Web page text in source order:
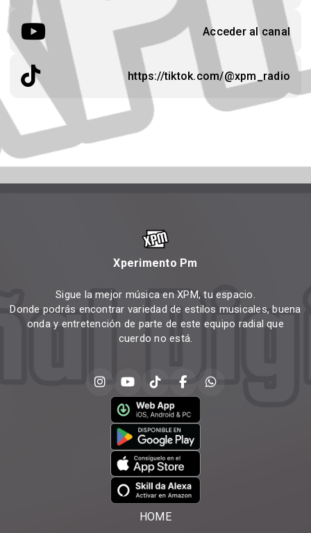
Acceder al canal
https://tiktok.com/@xpm_radio
Xperimento Pm
Sigue la mejor música en XPM, tu espacio.
Donde podrás encontrar variedad de estilos musicales, buena
onda y entretención de parte de este equipo radial que
cuerdo no está.
HOME